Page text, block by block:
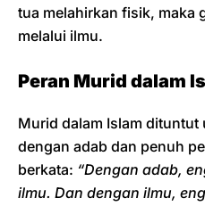
tua melahirkan fisik, maka
melalui ilmu.
Peran Murid dalam
Murid dalam Islam
dengan adab dan penuh
berkata: “Dengan adab,
ilmu. Dan dengan ilmu,